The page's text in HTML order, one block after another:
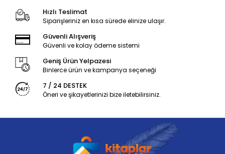
Hızlı Teslimat
Siparişleriniz en kısa sürede elinize ulaşır.
Güvenli Alışveriş
Güvenli ve kolay ödeme sistemi
Geniş Ürün Yelpazesi
Binlerce ürün ve kampanya seçeneği
7 / 24 DESTEK
Öneri ve şikayetlerinizi bize iletebilirsiniz.